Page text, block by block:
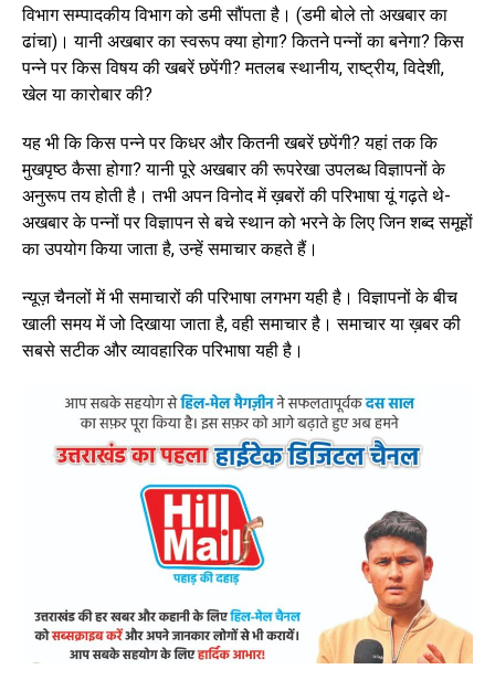
विभाग सम्पादकीय विभाग को डमी सौंपता है। (डमी बोले तो अखबार का
ढांचा)। यानी अखबार का स्वरूप क्या होगा? कितने पन्नों का बनेगा? किस
पन्ने पर किस विषय की खबरें छपेंगी? मतलब स्थानीय, राष्ट्रीय, विदेशी,
खेल या कारोबार की?
यह भी कि किस पन्ने पर किधर और कितनी खबरें छपेंगी? यहां तक कि
मुखपृष्ठ कैसा होगा? यानी पूरे अखबार की रूपरेखा उपलब्ध विज्ञापनों के
अनुरूप तय होती है। तभी अपन विनोद में ख़बरों की परिभाषा यूं गढ़ते थे-
अखबार के पन्नों पर विज्ञापन से बचे स्थान को भरने के लिए जिन शब्द समूहों
का उपयोग किया जाता है, उन्हें समाचार कहते हैं।
न्यूज़ चैनलों में भी समाचारों की परिभाषा लगभग यही है। विज्ञापनों के बीच
खाली समय में जो दिखाया जाता है, वही समाचार है। समाचार या ख़बर की
सबसे सटीक और व्यावहारिक परिभाषा यही है।